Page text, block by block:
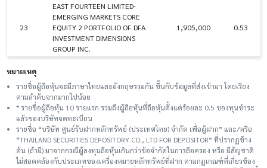
23
EAST FOURTEEN LIMITED-
EMERGING MARKETS CORE
EQUITY 2 PORTFOLIO OF DFA
INVESTMENT DIMENSIONS
GROUP INC.
1,905,000 0.53
หมายเหตุ
รายชื่อผู้ถือหุ้นจะมีภาษาไทยและอังกฤษรวมกัน ขึ้นกับข้อมูลที่ส่งเข้ามา โดยเรียง
ตามลำดับจากมากไปน้อย
* รายชื่อผู้ถือหุ้น 10 รายแรก รวมถึงผู้ถือหุ้นที่ถือหุ้นตั้งแต่ร้อยละ 0.5 ของทุนชําระ
แล้วของบริษัทจดทะเบียน
รายชื่อ “บริษัท ศูนย์รับฝากหลักทรัพย์ (ประเทศไทย) จำกัด เพื่อผู้ฝาก” และ/หรือ
“THAILAND SECURITIES DEPOSITORY CO., LTD FOR DEPOSITOR” ที่ปรากฏข้าง
ต้น (ถ้ามี) มาจากกรณีผู้ลงทุนถือหุ้นเกินกว่าข้อจำกัดในการถือครอง หรือ มีสัญชาติ
ไม่สอดคล้องกับประเภทของเครื่องหมายหลักทรัพย์ที่ฝาก ตามกฎเกณฑ์ที่เกี่ยวข้อง